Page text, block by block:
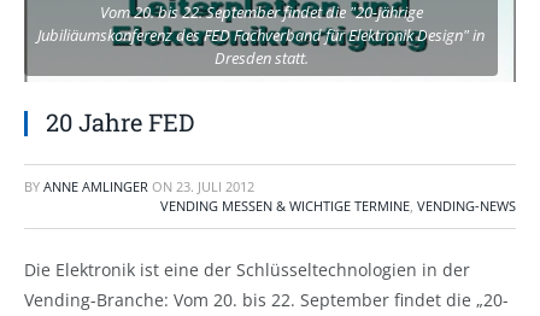
Vom 20. bis 22. September findet die "20-jährige
Jubiliäumskonferenz des FED Fachverband für Elektronik Design" in
Dresden statt.
20 Jahre FED
BY ANNE AMLINGER ON 23. JULI 2012
VENDING MESSEN & WICHTIGE TERMINE, VENDING-NEWS
Die Elektronik ist eine der Schlüsseltechnologien in der
Vending-Branche: Vom 20. bis 22. September findet die „20-